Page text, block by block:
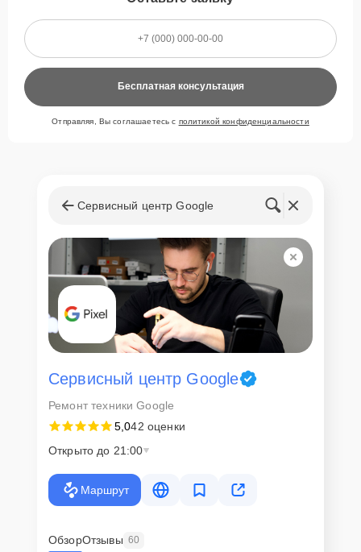
Бесплатная консультация
Отправляя, Вы соглашаетесь с политикой конфиденциальности
Сервисный центр Google
Сервисный центр Google
Ремонт техники Google
5,042 оценки
Открыто до 21:00
Маршрут
ОбзорОтзывы 60